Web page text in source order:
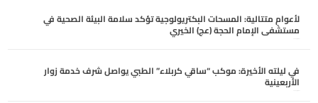
لأعوامٍ متتالية: المسحات البكتريولوجية تؤكد سلامة البيئة الصحية في
مستشفى الإمام الحجة (عج) الخيري
في ليلته الأخيرة: موكب “ساقي كربلاء” الطبي يواصل شرف خدمة زوار
الأربعينية